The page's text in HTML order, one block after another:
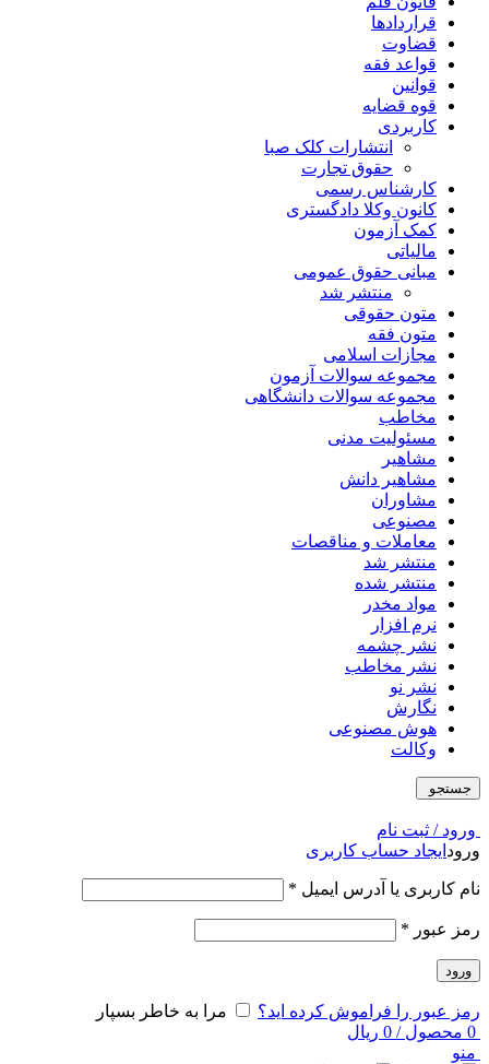
قراردادها
قضاوت
قواعد فقه
قوانین
قوه قضایه
کاربردی
انتشارات کلک صبا
حقوق تجارت
کارشناس رسمی
کانون وکلا دادگستری
کمک آزمون
مالیاتی
مبانی حقوق عمومی
منتشر شد
متون حقوقی
متون فقه
مجازات اسلامی
مجموعه سوالات آزمون
مجموعه سوالات دانشگاهی
مخاطب
مسئولیت مدنی
مشاهیر
مشاهیر دانش
مشاوران
مصنوعی
معاملات و مناقصات
منتشر شد
منتشر شده
مواد مخدر
نرم افزار
نشر چشمه
نشر مخاطب
نشر نو
نگارش
هوش مصنوعی
وکالت
جستجو
ورود / ثبت نام
ورود ایجاد حساب کاربری
نام کاربری یا آدرس ایمیل *
رمز عبور *
ورود
رمز عبور را فراموش کرده اید؟
مرا به خاطر بسپار
0 محصول /
0 ریال
منو